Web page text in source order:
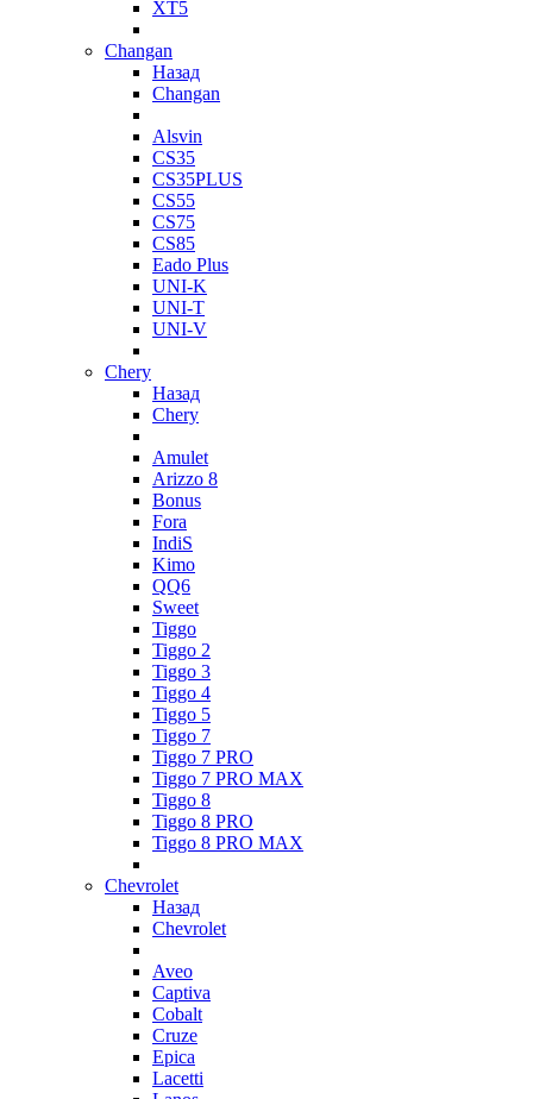
XT5
Changan
Назад
Changan
Alsvin
CS35
CS35PLUS
CS55
CS75
CS85
Eado Plus
UNI-K
UNI-T
UNI-V
Chery
Назад
Chery
Amulet
Arizzo 8
Bonus
Fora
IndiS
Kimo
QQ6
Sweet
Tiggo
Tiggo 2
Tiggo 3
Tiggo 4
Tiggo 5
Tiggo 7
Tiggo 7 PRO
Tiggo 7 PRO MAX
Tiggo 8
Tiggo 8 PRO
Tiggo 8 PRO MAX
Chevrolet
Назад
Chevrolet
Aveo
Captiva
Cobalt
Cruze
Epica
Lacetti